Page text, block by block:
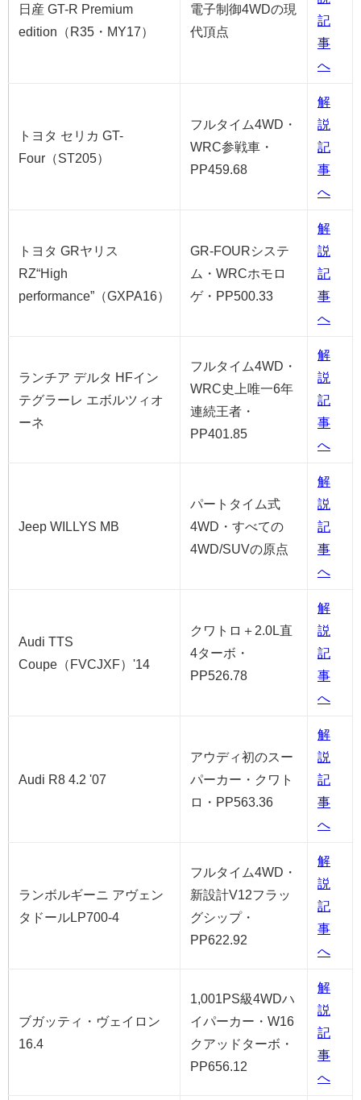
日産 GT-R Premium
edition（R35・MY17）
電子制御4WDの現
代頂点
記
事
へ
トヨタ セリカ GT-
Four（ST205）
フルタイム4WD・
WRC参戦車・
PP459.68
解
説
記
事
へ
トヨタ GRヤリス
RZ“High
performance”（GXPA16）
GR-FOURシステ
ム・WRCホモロ
ゲ・PP500.33
解
説
記
事
へ
ランチア デルタ HFイン
テグラーレ エボルツィオ
ーネ
フルタイム4WD・
WRC史上唯一6年
連続王者・
PP401.85
解
説
記
事
へ
Jeep WILLYS MB
パートタイム式
4WD・すべての
4WD/SUVの原点
解
説
記
事
へ
Audi TTS
Coupe（FVCJXF）'14
クワトロ＋2.0L直
4ターボ・
PP526.78
解
説
記
事
へ
Audi R8 4.2 '07
アウディ初のスー
パーカー・クワト
ロ・PP563.36
解
説
記
事
へ
ランボルギーニ アヴェン
タドールLP700-4
フルタイム4WD・
新設計V12フラッ
グシップ・
PP622.92
解
説
記
事
へ
ブガッティ・ヴェイロン
16.4
1,001PS級4WDハ
イパーカー・W16
クアッドターボ・
PP656.12
解
説
記
事
へ